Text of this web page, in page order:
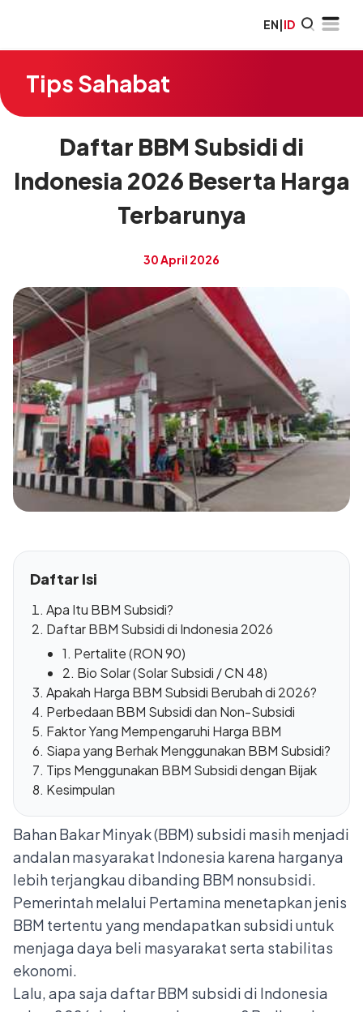
EN|ID
Tips Sahabat
Daftar BBM Subsidi di
Indonesia 2026 Beserta Harga
Terbarunya
30 April 2026
Daftar Isi
Apa Itu BBM Subsidi?
Daftar BBM Subsidi di Indonesia 2026
1. Pertalite (RON 90)
2. Bio Solar (Solar Subsidi / CN 48)
Apakah Harga BBM Subsidi Berubah di 2026?
Perbedaan BBM Subsidi dan Non-Subsidi
Faktor Yang Mempengaruhi Harga BBM
Siapa yang Berhak Menggunakan BBM Subsidi?
Tips Menggunakan BBM Subsidi dengan Bijak
Kesimpulan
Bahan Bakar Minyak (BBM) subsidi masih menjadi
andalan masyarakat Indonesia karena harganya
lebih terjangkau dibanding BBM nonsubsidi.
Pemerintah melalui Pertamina menetapkan jenis
BBM tertentu yang mendapatkan subsidi untuk
menjaga daya beli masyarakat serta stabilitas
ekonomi.
Lalu, apa saja daftar BBM subsidi di Indonesia